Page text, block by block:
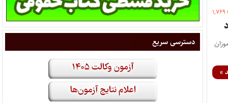
۱,۷۶۹
»
دسترسی سریع